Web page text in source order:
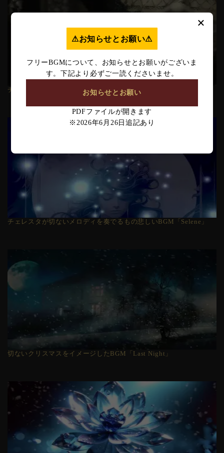
チェレスタのみの暗く寂しいミステリアスなBGM「秘密」
チェレスタが切ないメロディを奏でるもの悲しいBGM「Selene」
切ないクリスマスをイメージしたBGM「Last Night」
×
⚠︎お知らせとお願い⚠︎
フリーBGMについて、お知らせとお願いがございま
す。下記より必ずご一読くださいませ。
お知らせとお願い
PDFファイルが開きます
※2026年6月26日追記あり